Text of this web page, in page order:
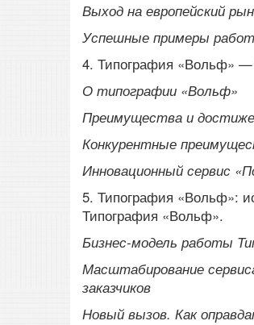
Выход на европейский
Успешные примеры
4. Типография «Вольф» —
О типографии «Вольф»
Преимущества и
Конкурентные
Инновационный сервис
5. Типография «Вольф»:
Типография «Вольф».
Бизнес-модель работы
Масштабирование
заказчиков
Новый вызов. Как